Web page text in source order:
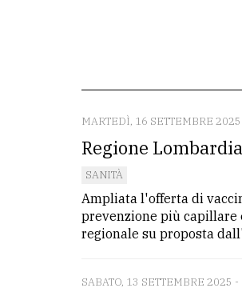
MARTEDÌ, 16 SETTEMBRE
Regione
SANITÀ
Ampliata l'offerta di
prevenzione più capillare
regionale su proposta
SABATO, 13 SETTEMBRE 2025